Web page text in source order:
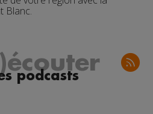
Blanc.
podcasts